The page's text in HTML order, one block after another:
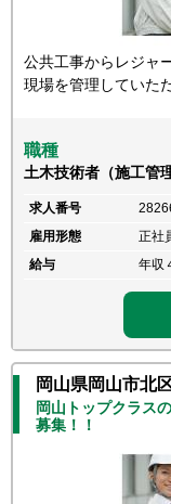
公共工事からレジャ
現場を管理していた
職種
土木技術者（施工管理
求人番号
雇用形態
正社
給与
年収
岡山県岡山市北
岡山トップクラス
募集！！